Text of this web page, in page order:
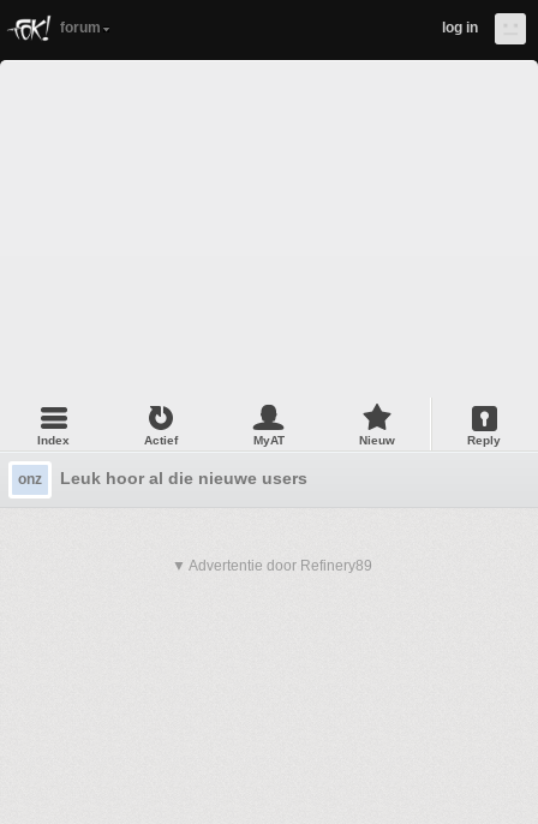
forum log in
Index Actief MyAT Nieuw Reply
onz Leuk hoor al die nieuwe users
▼ Advertentie door Refinery89